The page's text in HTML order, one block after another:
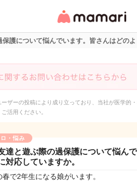
リ・情報サイト
護について悩んでいます。皆さんはどのよ
ザーの投稿により成り立っており、当社が医学的
活用ください。
ロ・悩み
達と遊ぶ際の過保護について悩ん
対応していますか。
春で2年生になる娘がいます。